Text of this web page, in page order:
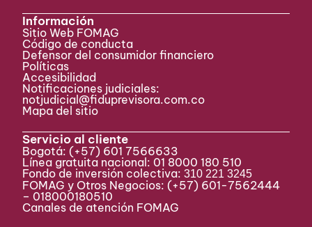
Información
Sitio Web FOMAG
Código de conducta
Defensor del consumidor financiero
Políticas
Accesibilidad
Notificaciones judiciales:
notjudicial@fiduprevisora.com.co
Mapa del sitio
Servicio al cliente
Bogotá: (+57) 601 7566633
Línea gratuita nacional: 01 8000 180 510
Fondo de inversión colectiva:310 221 3245
FOMAG y Otros Negocios: (+57) 601-7562444
– 018000180510
Canales de atención FOMAG